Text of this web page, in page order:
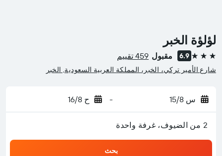
لؤلؤة الخبر
3 نجوم 6.9 مقبول 459 تقييم
شارع الأمير تركي، الخبر، المملكة العربية السعودية, الخبر
س 15/8 - ح 16/8
2 من الضيوف، غرفة واحدة
بحث